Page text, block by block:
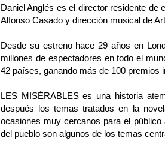
Daniel Anglés es el director residente
Alfonso Casado y dirección musical de
Desde su estreno hace 29 años en
millones de espectadores en todo el
42 países, ganando más de 100 premios
LES MISÉRABLES es una historia
después los temas tratados en la
ocasiones muy cercanos para el
del pueblo son algunos de los temas